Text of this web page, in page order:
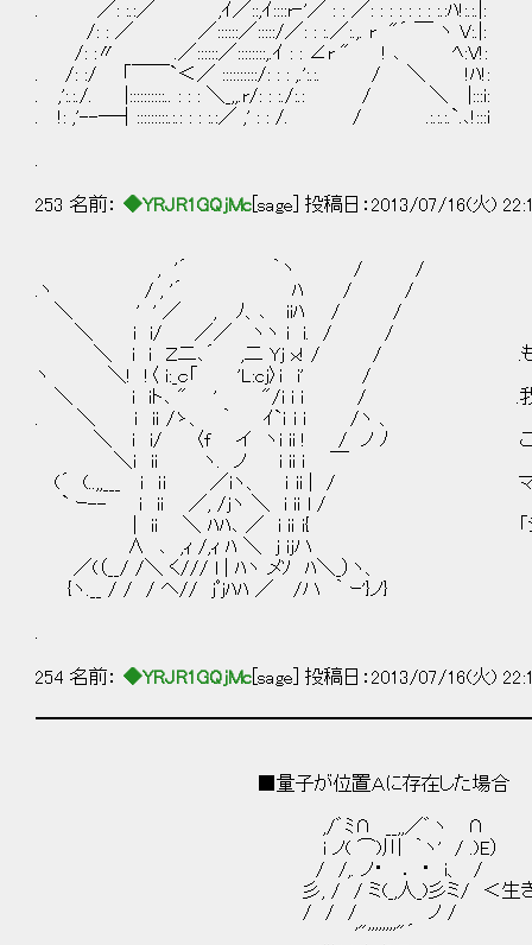
. ／: :.:／ ,ｲ／::,ｲ::::r‐'／ : : ／: : : : : : : :.:ﾊ!:.:.|: 存
/: : ／ ／::::::／:::::/／: : :.／:.,. r "´ ￣ ヽ V:.|:
/: :〃 .／::::::／::::::::,.ｲ : : ∠r " ! ､ ﾍ:V!:
. /: :/ 「￣￣`＜／ ::::::::::/: : : ,.':.:. / ＼ !ﾊ
. ,':.:./. |::::::::::.. : : : ＼_,,.r/: : :./:.: / ＼ |:::i: l
. !: ,'--―┤:::::::::.:.: : : :.:／ ,' : : /. / .:.:.:.`.､!:::i
253 名前： ◆YRJR1GQjMc [sage] 投稿日：2013/07/16(火)
, '´ ｀ヽ / /
.ヽ / , '´ ﾊ / /
＼ ' ' ／ , ﾉ、､ iiﾊ / /
＼ i i/ ／／ ヽヽ i i. / /
＼ i ｉ Ｚ二､´ ,二 Yj ｘ! / / .もう少し分か
ヽ ＼! !〈 i:_ｃ「 'L:cj〉ｉ i' /
＼ i iト､ " ' "/i i ｉ / .我慢しろ
. ＼ ｉ iｉ /ゝ、 ｀ ｲ`ｉ i i /ヽ 、
＼ ｉ i/ 〈f イ ヽi ii ! / ノ ﾉ この”複数の
＼ｉ ii ヽ. ノ i ii i ￣
(´ (..,,___ ｉ ｉi ／iヽ、 ｉ ii | / マクロ系の
` ｰ-- ｉ ii ／, /jヽ ＼ i iｉ l /
| ii ＼ ﾊﾊ､ ／ i iｉ i{ 「シュレディンガ
∧ ､ ,ｨ /,ｨ ﾊ ＼ j iｊハ
／(（__/ /＼ く/// l | ﾊヽ メｿ ﾊ＼_）ヽ、
{ヽ.__ / / / ヘ// jﾟjﾊﾊ ／ /ハ ｀ ｰ'}ノ}
254 名前： ◆YRJR1GQjMc [sage] 投稿日：2013/07/16(火)
■量子が位置Ａに存在した場合
,/゛ﾐ∩ __,,／゛ヽ ∩
i ノ( ⌒)川 ｀ヽ' / .)E）
/ /,. ノ・ ． ・ i、 /
彡, / / ミ(_,人_)彡ミ/ ＜生きてるって
/ / / ノ /
'"''''''''"´